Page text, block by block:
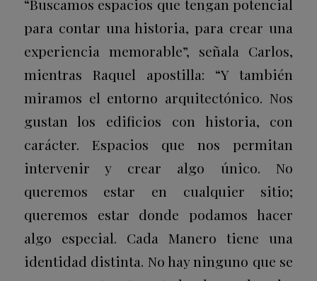
“Buscamos espacios que tengan potencial
para contar una historia, para crear una
experiencia memorable”, señala Carlos,
mientras Raquel apostilla: “Y también
miramos el entorno arquitectónico. Nos
gustan los edificios con historia, con
carácter. Espacios que nos permitan
intervenir y crear algo único. No
queremos estar en cualquier sitio;
queremos estar donde podamos hacer
algo especial. Cada Manero tiene una
identidad distinta. No hay ninguno que se